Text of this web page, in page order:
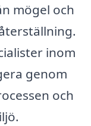
mögel och
inom
genom
och